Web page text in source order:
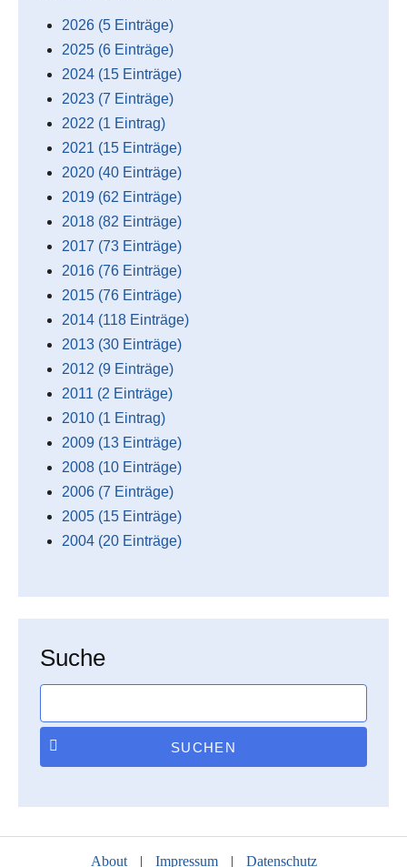
2026 (5 Einträge)
2025 (6 Einträge)
2024 (15 Einträge)
2023 (7 Einträge)
2022 (1 Eintrag)
2021 (15 Einträge)
2020 (40 Einträge)
2019 (62 Einträge)
2018 (82 Einträge)
2017 (73 Einträge)
2016 (76 Einträge)
2015 (76 Einträge)
2014 (118 Einträge)
2013 (30 Einträge)
2012 (9 Einträge)
2011 (2 Einträge)
2010 (1 Eintrag)
2009 (13 Einträge)
2008 (10 Einträge)
2006 (7 Einträge)
2005 (15 Einträge)
2004 (20 Einträge)
Suche
SUCHEN
About | Impressum | Datenschutz